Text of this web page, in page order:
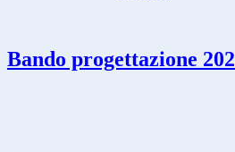
Bando progettazione